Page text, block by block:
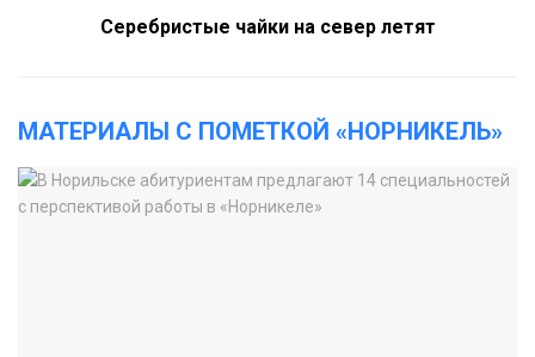
Серебристые чайки на север летят
МАТЕРИАЛЫ С ПОМЕТКОЙ «НОРНИКЕЛЬ»